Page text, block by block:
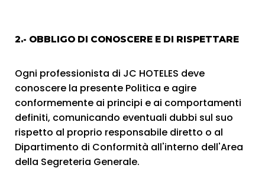
2.- OBBLIGO DI CONOSCERE E DI RISPETTARE
Ogni professionista di JC HOTELES deve
conoscere la presente Politica e agire
conformemente ai principi e ai comportamenti
definiti, comunicando eventuali dubbi sul suo
rispetto al proprio responsabile diretto o al
Dipartimento di Conformità all'interno dell'Area
della Segreteria Generale.